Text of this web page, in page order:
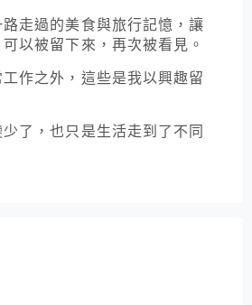
走過的美食與旅行記憶，讓
以被留下來，再次被看見。
作之外，這些是我以興趣留
了，也只是生活走到了不同